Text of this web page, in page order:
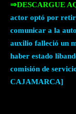
⇒DESCARGUE
actor optó por
comunicar a la
auxilio falleció un
haber estado
comisión de
CAJAMARCA]